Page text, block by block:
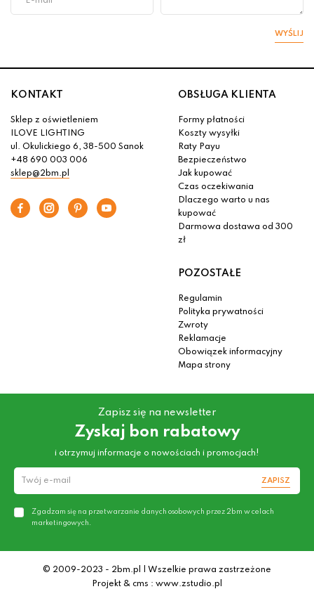
WYŚLIJ
KONTAKT
Sklep z oświetleniem
ILOVE LIGHTING
ul. Okulickiego 6, 38-500 Sanok
+48 690 003 006
sklep@2bm.pl
OBSŁUGA KLIENTA
Formy płatności
Koszty wysyłki
Raty Payu
Bezpieczeństwo
Jak kupować
Czas oczekiwania
Dlaczego warto u nas
kupować
Darmowa dostawa od 300
zł
POZOSTAŁE
Regulamin
Polityka prywatności
Zwroty
Reklamacje
Obowiązek informacyjny
Mapa strony
Zapisz się na newsletter
Zyskaj bon rabatowy
i otrzymuj informacje o nowościach i promocjach!
ZAPISZ
Zgadzam się na przetwarzanie danych osobowych przez 2bm w celach
marketingowych.
© 2009-2023 - 2bm.pl | Wszelkie prawa zastrzeżone
Projekt & cms : www.zstudio.pl